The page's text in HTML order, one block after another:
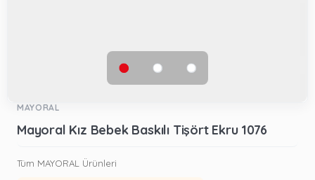
MAYORAL
Mayoral Kız Bebek Baskılı Tişört Ekru 1076
Tüm MAYORAL Ürünleri